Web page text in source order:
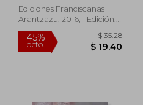
Ediciones Franciscanas
Arantzazu, 2016, 1 Edición,
Tapa Blanda, Nuevo